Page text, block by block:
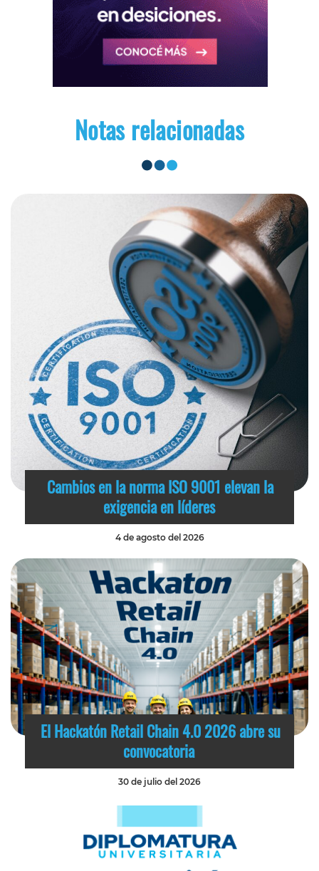
Notas relacionadas
Cambios en la norma ISO 9001 elevan la
exigencia en líderes
4 de agosto del 2026
El Hackatón Retail Chain 4.0 2026 abre su
convocatoria
30 de julio del 2026